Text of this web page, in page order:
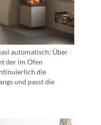
automatisch: Über
der im Ofen
die
und passt die